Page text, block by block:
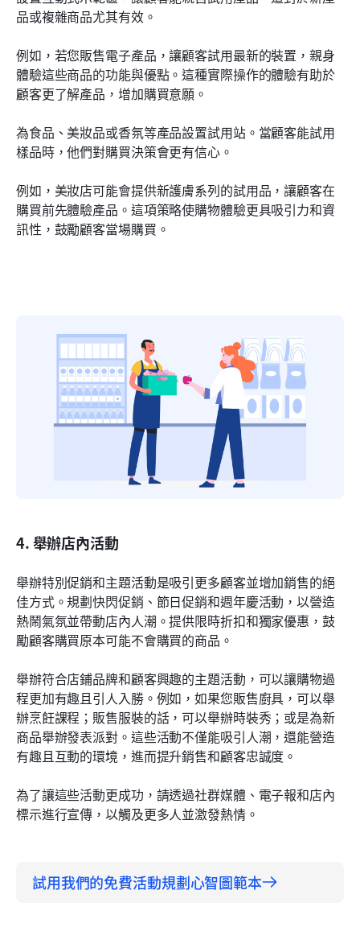
品或複雜商品尤其有效。
例如，若您販售電子產品，讓顧客試用最新的裝置，親身
體驗這些商品的功能與優點。這種實際操作的體驗有助於
顧客更了解產品，增加購買意願。
為食品、美妝品或香氛等產品設置試用站。當顧客能試用
樣品時，他們對購買決策會更有信心。
例如，美妝店可能會提供新護膚系列的試用品，讓顧客在
購買前先體驗產品。這項策略使購物體驗更具吸引力和資
訊性，鼓勵顧客當場購買。
4. 舉辦店內活動
舉辦特別促銷和主題活動是吸引更多顧客並增加銷售的絕
佳方式。規劃快閃促銷、節日促銷和週年慶活動，以營造
熱鬧氣氛並帶動店內人潮。提供限時折扣和獨家優惠，鼓
勵顧客購買原本可能不會購買的商品。
舉辦符合店鋪品牌和顧客興趣的主題活動，可以讓購物過
程更加有趣且引人入勝。例如，如果您販售廚具，可以舉
辦烹飪課程；販售服裝的話，可以舉辦時裝秀；或是為新
商品舉辦發表派對。這些活動不僅能吸引人潮，還能營造
有趣且互動的環境，進而提升銷售和顧客忠誠度。
為了讓這些活動更成功，請透過社群媒體、電子報和店內
標示進行宣傳，以觸及更多人並激發熱情。
試用我們的免費活動規劃心智圖範本